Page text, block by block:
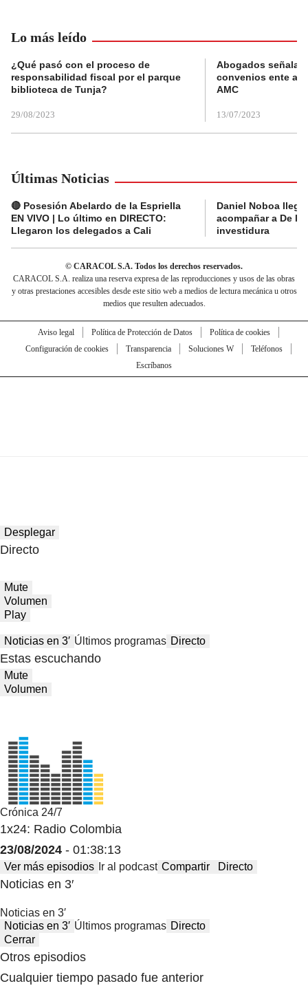
Lo más leído
¿Qué pasó con el proceso de
responsabilidad fiscal por el parque
biblioteca de Tunja?
29/08/2023
Abogados
convenios ente
AMC
13/07/2023
Últimas Noticias
🔴 Posesión Abelardo de la Espriella
EN VIVO | Lo último en DIRECTO:
Llegaron los delegados a Cali
Daniel Noboa llega
acompañar a De la
investidura
© CARACOL S.A. Todos los derechos reservados.
CARACOL S.A. realiza una reserva expresa de las reproducciones y usos de las obras
y otras prestaciones accesibles desde este sitio web a medios de lectura mecánica u otros
medios que resulten adecuados.
Aviso legal Política de Protección de Datos
Política de cookies
Configuración de cookies
Transparencia Soluciones W
Teléfonos
Escríbanos
Desplegar
Directo
Mute
Volumen
Play
Noticias en 3′ Últimos programas Directo
Estas escuchando
Mute
Volumen
Crónica 24/7
1x24: Radio Colombia
23/08/2024 - 01:38:13
Ver más episodios Ir al podcast Compartir Directo
Noticias en 3′
Noticias en 3′
Noticias en 3′ Últimos programas Directo
Cerrar
Otros episodios
Cualquier tiempo pasado fue anterior